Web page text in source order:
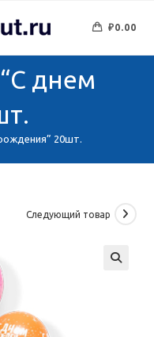
₽0.00
днем
20шт.
Следующий товар